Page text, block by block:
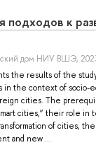
подходов к
дом НИУ ВШЭ,
the results of the
in the context of socio-
cities. The
cities,” their role in
of cities,
and new ...